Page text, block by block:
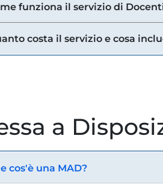
funziona il servizio di
costa il servizio e cosa
a
cos'è una MAD?